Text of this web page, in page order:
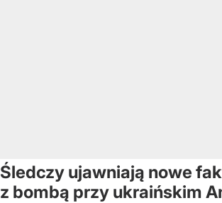
Śledczy ujawniają nowe
z bombą przy ukraińskim